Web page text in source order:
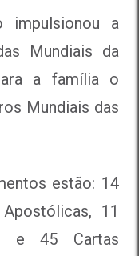
impulsionou a
Mundiais da
a família o
Mundiais das
estão: 14
11
e 45 Cartas